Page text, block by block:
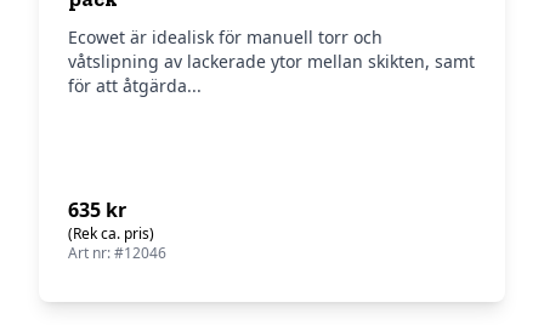
Ecowet är idealisk för manuell torr och
våtslipning av lackerade ytor mellan skikten, samt
för att åtgärda...
635 kr
(Rek ca. pris)
Art nr: #12046